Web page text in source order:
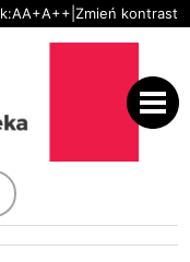
do wyszukiwarki
Ustaw domyślną czcionkę
AUstaw większą czcionkę
A+Ustaw największą
A++ Zmień kontrast
instagram.com
Profil na facebook.com